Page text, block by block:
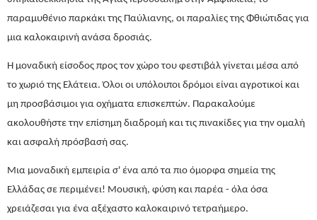
παραμυθένιο παρκάκι της Παύλιανης, οι παραλίες της Φθιώτιδας για
μια καλοκαιρινή ανάσα δροσιάς.
Η μοναδική είσοδος προς τον χώρο του φεστιβάλ γίνεται μέσα από
το χωριό της Ελάτεια. Όλοι οι υπόλοιποι δρόμοι είναι αγροτικοί και
μη προσβάσιμοι για οχήματα επισκεπτών. Παρακαλούμε
ακολουθήστε την επίσημη διαδρομή και τις πινακίδες για την ομαλή
και ασφαλή πρόσβασή σας.
Μια μοναδική εμπειρία σ' ένα από τα πιο όμορφα σημεία της
Ελλάδας σε περιμένει! Μουσική, φύση και παρέα - όλα όσα
χρειάζεσαι για ένα αξέχαστο καλοκαιρινό τετραήμερο.